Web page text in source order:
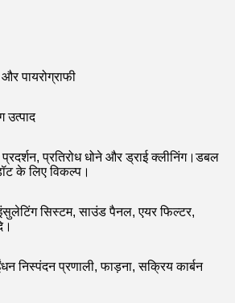
पायरोग्राफी
उत्पाद
प्रतिरोध धोने और ड्राई क्लीनिंग।डबल
के लिए विकल्प।
सिस्टम, साउंड पैनल, एयर फिल्टर,
निस्पंदन प्रणाली, फाड़ना, सक्रिय कार्बन